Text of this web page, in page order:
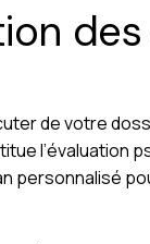
de votre
l’évaluation
personnalisé